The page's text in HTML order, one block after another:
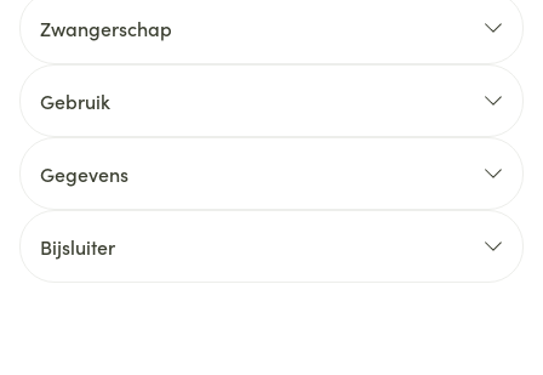
Zwangerschap
Gebruik
Gegevens
Bijsluiter